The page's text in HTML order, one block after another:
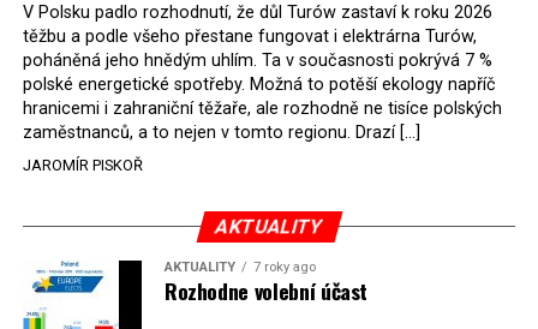
souvisí dalších několik desítek tisíc pracovních míst v
regionu. Zelená politika ale opět zvítězila.
Rozhodnutí polského ministra spravedlnosti jistě potěší
německé, české a polské ekology, kteří žalobu u
správního soudu podali, ale také německé a české
možná vozit své hnědé uhlí. ČEZ bude také spokojen –
škrtnutím 7 % elektřiny znamená totiž pro Polsko zcela
neplánované a nečekané skokové zvýšení závislosti na
dovozu elektřiny už od roku 2027.
V Polsku padlo rozhodnutí, že důl Turów zastaví k roku 2026
těžbu a podle všeho přestane fungovat i elektrárna Turów,
poháněná jeho hnědým uhlím. Ta v současnosti pokrývá 7 %
polské energetické spotřeby. Možná to potěší ekology napříč
hranicemi i zahraniční těžaře, ale rozhodně ne tisíce polských
zaměstnanců, a to nejen v tomto regionu. Drazí […]
JAROMÍR PISKOŘ
AKTUALITY
AKTUALITY 7 roky ago
Rozhodne volební účast